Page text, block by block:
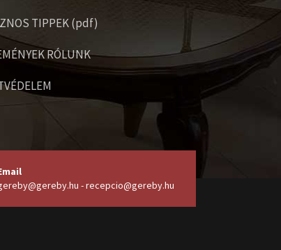
TIPPEK (pdf)
RÓLUNK
- recepcio@gereby.hu